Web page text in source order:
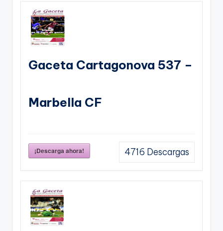
Gaceta Cartagonova 537 –
Marbella CF
¡Descarga ahora! 4716 Descargas